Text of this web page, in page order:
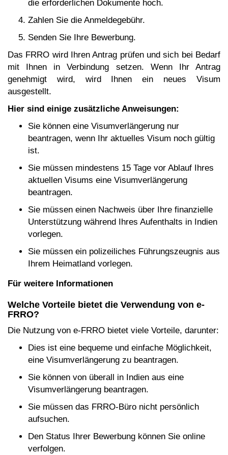
die erforderlichen Dokumente hoch.
Zahlen Sie die Anmeldegebühr.
Senden Sie Ihre Bewerbung.
Das FRRO wird Ihren Antrag prüfen und sich bei Bedarf
mit Ihnen in Verbindung setzen. Wenn Ihr Antrag
genehmigt wird, wird Ihnen ein neues Visum
ausgestellt.
Hier sind einige zusätzliche Anweisungen:
Sie können eine Visumverlängerung nur
beantragen, wenn Ihr aktuelles Visum noch gültig
ist.
Sie müssen mindestens 15 Tage vor Ablauf Ihres
aktuellen Visums eine Visumverlängerung
beantragen.
Sie müssen einen Nachweis über Ihre finanzielle
Unterstützung während Ihres Aufenthalts in Indien
vorlegen.
Sie müssen ein polizeiliches Führungszeugnis aus
Ihrem Heimatland vorlegen.
Für weitere Informationen
Welche Vorteile bietet die Verwendung von e-
FRRO?
Die Nutzung von e-FRRO bietet viele Vorteile, darunter:
Dies ist eine bequeme und einfache Möglichkeit,
eine Visumverlängerung zu beantragen.
Sie können von überall in Indien aus eine
Visumverlängerung beantragen.
Sie müssen das FRRO-Büro nicht persönlich
aufsuchen.
Den Status Ihrer Bewerbung können Sie online
verfolgen.